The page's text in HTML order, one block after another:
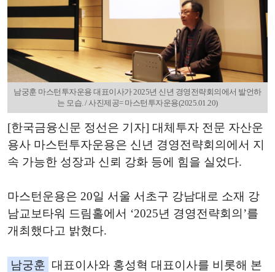
남궁훈 마스턴투자운용 대표이사가 2025년 신년 경영전략회의에서 발언하
는 모습. / 사진제공= 마스턴투자운용(2025.01.20)
[한국금융신문 정선은 기자] 대체투자 전문 자산운
용사 마스턴투자운용은 신년 경영전략회의에서 지
속 가능한 성장과 신뢰 강화 등에 힘을 실었다.
마스턴운용은 20일 서울 서초구 강남대로 소재 강
남교보타워 드림홀에서 ‘2025년 경영전략회의’를
개최했다고 밝혔다.
남궁훈 대표이사와 홍성혁 대표이사를 비롯해 본